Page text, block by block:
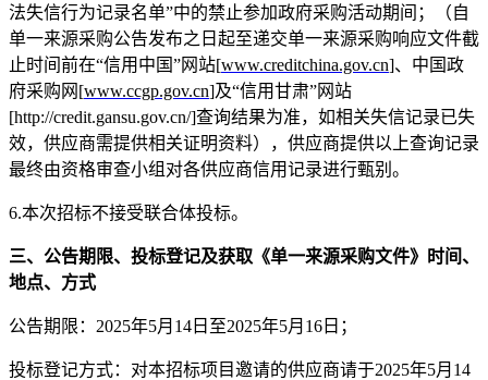
法失信行为记录名单”中的禁止参加政府采购活动期间；
（自
单一来源采购公告发布之日起至递交单一来源采购响应文件截
止时间前在“信用中国”网站[www.creditchina.gov.cn]、中国政
府采购网[www.ccgp.gov.cn]及“信用甘肃”网站
[http://credit.gansu.gov.cn/]查询结果为准，如相关失信记录已失
效，供应商需提供相关证明资料），供应商提供以上查询记录
最终由资格审查小组对各供应商信用记录进行甄别。
6.本次招标不接受联合体投标。
三、公告期限、 投标登记及获取 《单一来源采购文件》
时间、
地点、方式
公告期限 ： 2025年5月 14 日至2025年5月 16 日 ；
投标登记方式： 对本招标项目邀请的供应商请于2025年5月 14